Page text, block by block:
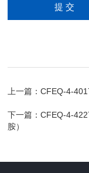
上一篇：CFEQ-4-
下一篇：CFEQ-4-
胺）